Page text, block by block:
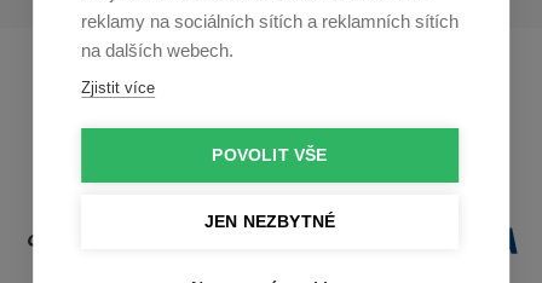
reklamy na sociálních sítích a reklamních sítích
na dalších webech.
Zjistit více
POVOLIT VŠE
JEN NEZBYTNÉ
Profikuchar.sk